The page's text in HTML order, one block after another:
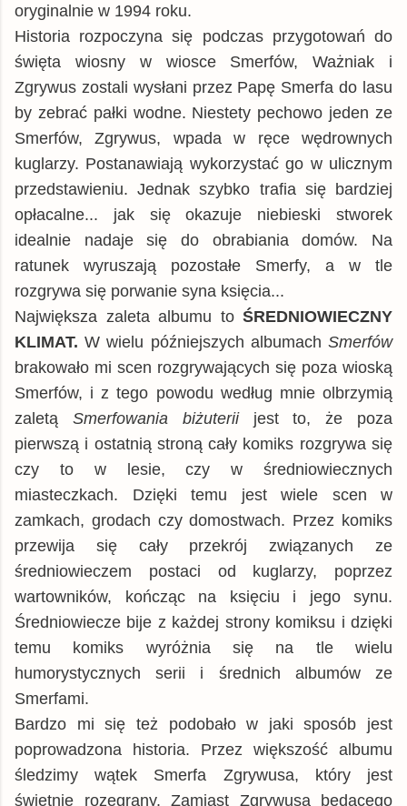
oryginalnie w 1994 roku.
Historia rozpoczyna się podczas przygotowań do
święta wiosny w wiosce Smerfów, Ważniak i
Zgrywus zostali wysłani przez Papę Smerfa do lasu
by zebrać pałki wodne. Niestety pechowo jeden ze
Smerfów, Zgrywus, wpada w ręce wędrownych
kuglarzy. Postanawiają wykorzystać go w ulicznym
przedstawieniu. Jednak szybko trafia się bardziej
opłacalne... jak się okazuje niebieski stworek
idealnie nadaje się do obrabiania domów. Na
ratunek wyruszają pozostałe Smerfy, a w tle
rozgrywa się porwanie syna księcia...
Największa zaleta albumu to ŚREDNIOWIECZNY
KLIMAT.W wielu późniejszych albumachSmerfów
brakowało mi scen rozgrywających się poza wioską
Smerfów, i z tego powodu według mnie olbrzymią
zaletą Smerfowania biżuterii jest to, że poza
pierwszą i ostatnią stroną cały komiks rozgrywa się
czy to w lesie, czy w średniowiecznych
miasteczkach. Dzięki temu jest wiele scen w
zamkach, grodach czy domostwach. Przez komiks
przewija się cały przekrój związanych ze
średniowieczem postaci od kuglarzy, poprzez
wartowników, kończąc na księciu i jego synu.
Średniowiecze bije z każdej strony komiksu i dzięki
temu komiks wyróżnia się na tle wielu
humorystycznych serii i średnich albumów ze
Smerfami.
Bardzo mi się też podobało w jaki sposób jest
poprowadzona historia. Przez większość albumu
śledzimy wątek Smerfa Zgrywusa, który jest
świetnie rozegrany. Zamiast Zgrywusa będącego